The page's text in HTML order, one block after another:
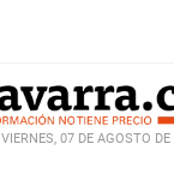
VIERNES, 07 DE AGOSTO